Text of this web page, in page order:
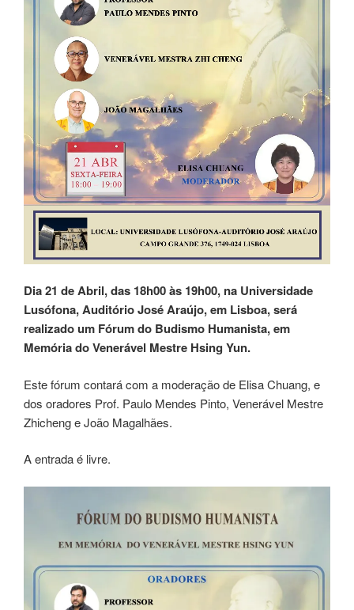
Dia 21 de Abril, das 18h00 às 19h00, na Universidade
Lusófona, Auditório José Araújo, em Lisboa, será
realizado um Fórum do Budismo Humanista, em
Memória do Venerável Mestre Hsing Yun.
Este fórum contará com a moderação de Elisa Chuang, e
dos oradores Prof. Paulo Mendes Pinto, Venerável Mestre
Zhicheng e João Magalhães.
A entrada é livre.